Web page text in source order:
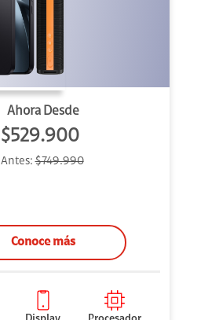
Ahora Desde
$529.900
Antes:$749.990
Conoce más